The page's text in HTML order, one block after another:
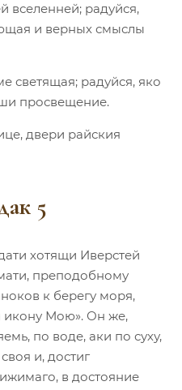
вселенней; радуйся,
и верных смыслы
светящая; радуйся, яко
просвещение.
двери райския
5
хотящи Иверстей
преподобному
к берегу моря,
икону Мою». Он же,
по воде, аки по суху,
и, достиг
в достояние